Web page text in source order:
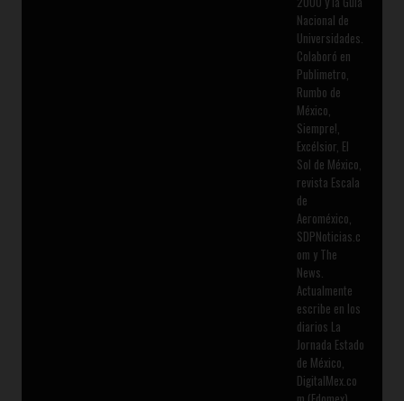
Nacional de
Universidades.
Colaboró en
Publimetro,
Rumbo de
México,
Siempre!,
Excélsior, El
Sol de México,
revista Escala
de
Aeroméxico,
SDPNoticias.c
om y The
News.
Actualmente
escribe en los
diarios La
Jornada Estado
de México,
DigitalMex.co